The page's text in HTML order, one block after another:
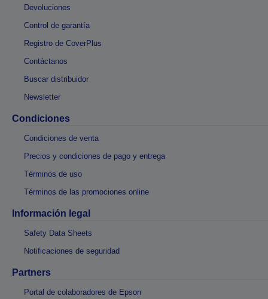
Devoluciones
Control de garantía
Registro de CoverPlus
Contáctanos
Buscar distribuidor
Newsletter
Condiciones
Condiciones de venta
Precios y condiciones de pago y entrega
Términos de uso
Términos de las promociones online
Información legal
Safety Data Sheets
Notificaciones de seguridad
Partners
Portal de colaboradores de Epson